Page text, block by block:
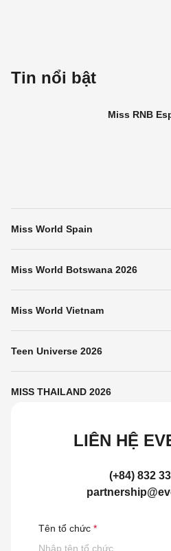
Tin nổi bật
Miss RNB
Miss World Spain
Miss World Botswana 2026
Miss World Vietnam
Teen Universe 2026
MISS THAILAND 2026
LIÊN HỆ
(+84) 832
Tên tổ chức